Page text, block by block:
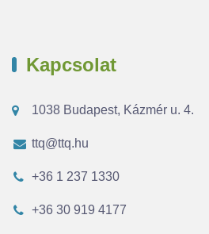
Kapcsolat
1038 Budapest, Kázmér u. 4.
ttq@ttq.hu
+36 1 237 1330
+36 30 919 4177